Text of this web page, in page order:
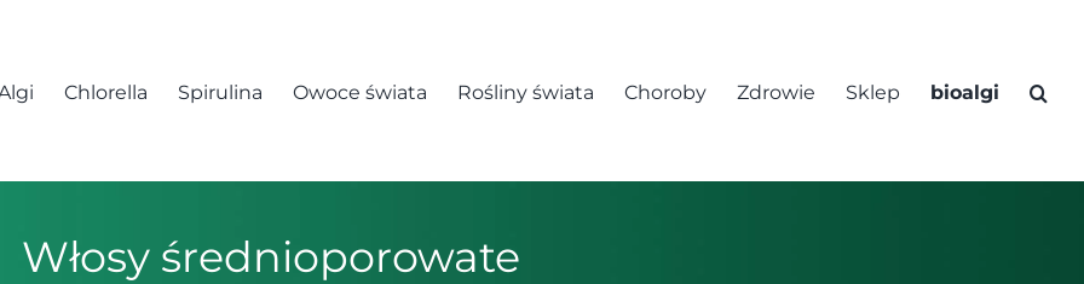
Chlorella Spirulina Owoce świata Rośliny świata Choroby Zdrowie Sklep bioalgi
Włosy średnioporowate